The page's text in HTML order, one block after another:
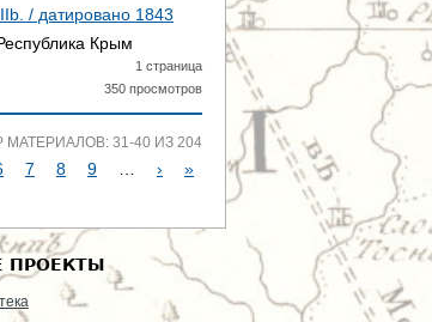
/ датировано 1843
Крым
1 страница
350 просмотров
31-40 ИЗ 204
7 8 9 › »
ПРОЕКТЫ